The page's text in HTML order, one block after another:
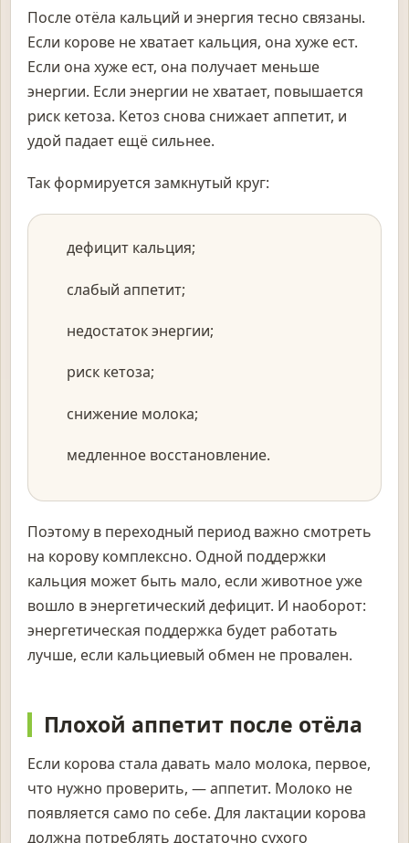
После отёла кальций и энергия тесно связаны.
Если корове не хватает кальция, она хуже ест.
Если она хуже ест, она получает меньше
энергии. Если энергии не хватает, повышается
риск кетоза. Кетоз снова снижает аппетит, и
удой падает ещё сильнее.
Так формируется замкнутый круг:
дефицит кальция;
слабый аппетит;
недостаток энергии;
риск кетоза;
снижение молока;
медленное восстановление.
Поэтому в переходный период важно смотреть
на корову комплексно. Одной поддержки
кальция может быть мало, если животное уже
вошло в энергетический дефицит. И наоборот:
энергетическая поддержка будет работать
лучше, если кальциевый обмен не провален.
Плохой аппетит после отёла
Если корова стала давать мало молока, первое,
что нужно проверить, — аппетит. Молоко не
появляется само по себе. Для лактации корова
должна потреблять достаточно сухого